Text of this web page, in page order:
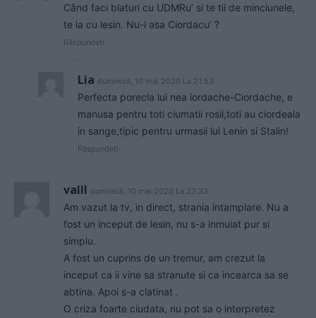
Când faci blaturi cu UDMRu’ si te tii de minciunele,
te ia cu lesin. Nu-i asa Ciordacu’ ?
Răspundeți
Lia duminică, 10 mai 2020 La 21.53
Perfecta porecla lui nea iordache-Ciordache, e
manusa pentru toti ciumatii rosii,toti au ciordeala
in sange,tipic pentru urmasii lui Lenin si Stalin!
Răspundeți
valll duminică, 10 mai 2020 La 23.33
Am vazut la tv, in direct, strania intamplare. Nu a
fost un inceput de lesin, nu s-a inmuiat pur si
simplu.
A fost un cuprins de un tremur, am crezut la
inceput ca ii vine sa stranute si ca incearca sa se
abtina. Apoi s-a clatinat .
O criza foarte ciudata, nu pot sa o interpretez